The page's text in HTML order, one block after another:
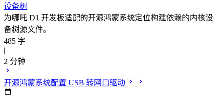
设备树
为哪吒 D1 开发板适配的开源鸿蒙系统定位构建依赖的内核设
备树源文件。
485 字
|
2 分钟
开源鸿蒙系统配置 USB 转网口驱动